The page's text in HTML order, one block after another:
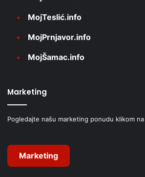
MojTeslić.info
MojPrnjavor.info
MojŠamac.info
Marketing
Pogledajte našu marketing ponudu klikom
Marketing